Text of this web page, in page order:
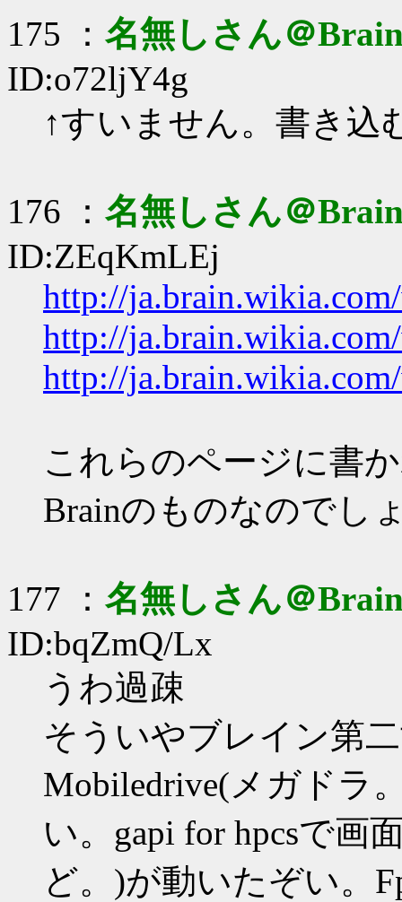
175 ： 名無しさん＠
ID:o72ljY4g
↑すいません。書き込
176 ： 名無しさん＠
ID:ZEqKmLEj
http://
http://
http://
これらのページに書
Brainのものなのでし
177 ： 名無しさん＠
ID:bqZmQ/Lx
うわ過疎
そういやブレイン第
Mobiledrive(メガドラ
い。gapi for hpcsで画
ど。)が動いたぞい。